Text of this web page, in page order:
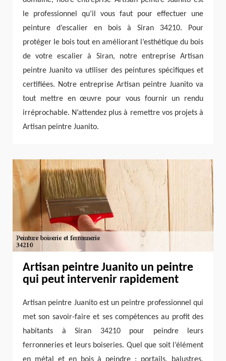
le professionnel qu’il vous faut pour effectuer une
peinture d’escalier en bois à Siran 34210. Pour
protéger le bois tout en améliorant l’esthétique du bois
de votre escalier à Siran, notre entreprise Artisan
peintre Juanito va utiliser des peintures spécifiques et
certifiées. Notre entreprise Artisan peintre Juanito va
tout mettre en œuvre pour vous fournir un rendu
irréprochable. N’attendez plus à remettre vos projets à
Artisan peintre Juanito.
Artisan peintre Juanito un peintre
qui peut intervenir rapidement
Artisan peintre Juanito est un peintre professionnel qui
met son savoir-faire et ses compétences au profit des
habitants à Siran 34210 pour peindre leurs
ferronneries et leurs boiseries. Quel que soit l’élément